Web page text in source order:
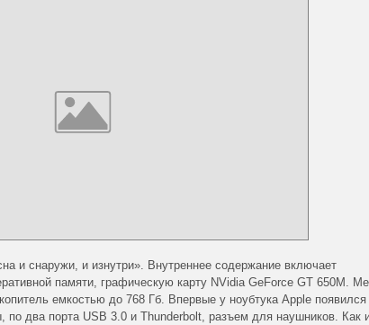
и снаружи, и изнутри». Внутреннее содержание включает
памяти, графическую карту NVidia GeForce GT 650M.
емкостью до 768 Гб. Впервые у ноубтука Apple
по два порта USB 3.0 и Thunderbolt, разъем для наушников. Как